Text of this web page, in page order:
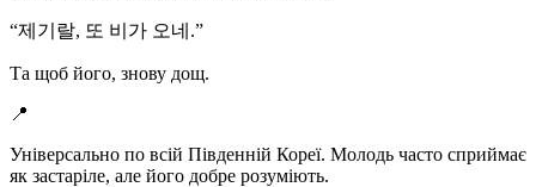
“제기랄, 또 비가 오네.”
Та щоб його, знову дощ.
📍
Універсально по всій Південній Кореї. Молодь часто сприймає
як застаріле, але його добре розуміють.